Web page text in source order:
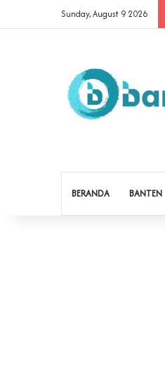
Sunday, August 9 2026
BERANDA BANTEN